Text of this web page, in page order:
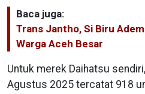
Baca juga:
Trans Jantho, Si Biru
Warga Aceh Besar
Untuk merek Daihatsu
Agustus 2025 tercatat 918